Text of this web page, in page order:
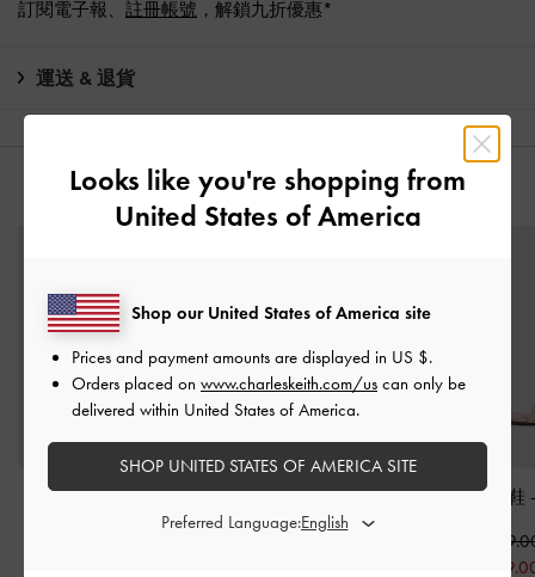
訂閱電子報、 註冊帳號 ，解鎖九折優惠*
運送 & 退貨
猜你喜歡
水鑽多帶拖鞋-膚色 尖頭瑪莉珍細跟鞋-膚
色
一字帶細跟鞋
Looks like you're shopping from
United States of America
Shop our United States of America site
Prices and payment amounts are displayed in US $.
Orders placed on www.charleskeith.com/us can only be
delivered within United States of America.
SHOP UNITED STATES OF AMERICA SITE
Preferred Language: